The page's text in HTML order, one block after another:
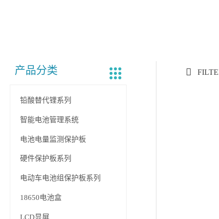
产品分类
铅酸替代锂系列
智能电池管理系统
电池电量监测保护板
硬件保护板系列
电动车电池组保护板系列
18650电池盒
LCD显屏